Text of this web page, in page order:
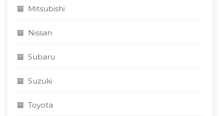
Mitsubishi
Nissan
Subaru
Suzuki
Toyota